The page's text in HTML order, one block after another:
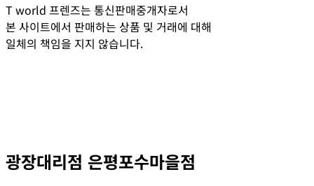
T world 프렌즈는 통신판매중개자로서
본 사이트에서 판매하는 상품 및 거래에 대해
일체의 책임을 지지 않습니다.
광장대리점 은평포수마을점